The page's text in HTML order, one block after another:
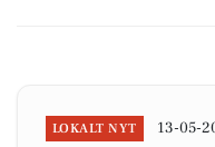
LOKALT NYT 13-05-